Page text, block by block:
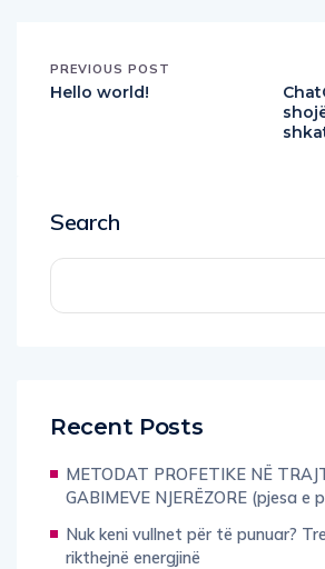
PREVIOUS POST
Hello world!
Search
Recent Posts
METODAT PROFETIKE NË
GABIMEVE NJERËZORE (pjesa e
Nuk keni vullnet për të punuar?
rikthejnë energjinë